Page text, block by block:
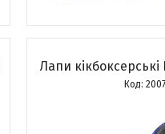
Лапи кікбоксерські